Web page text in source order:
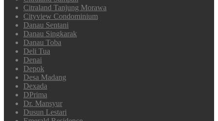
Citraland Tanjung Morawa
Cityview Condominium
Danau Sentani
Danau Singkarak
Danau Toba
Deli Tua
Denai
Depok
Desa Madang
Dexada
DPrima
Dr. Mansyur
Dusun Lestari